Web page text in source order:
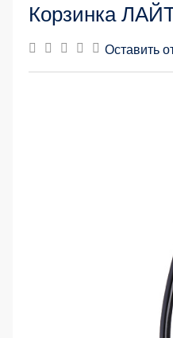
Корзинка
Оставить